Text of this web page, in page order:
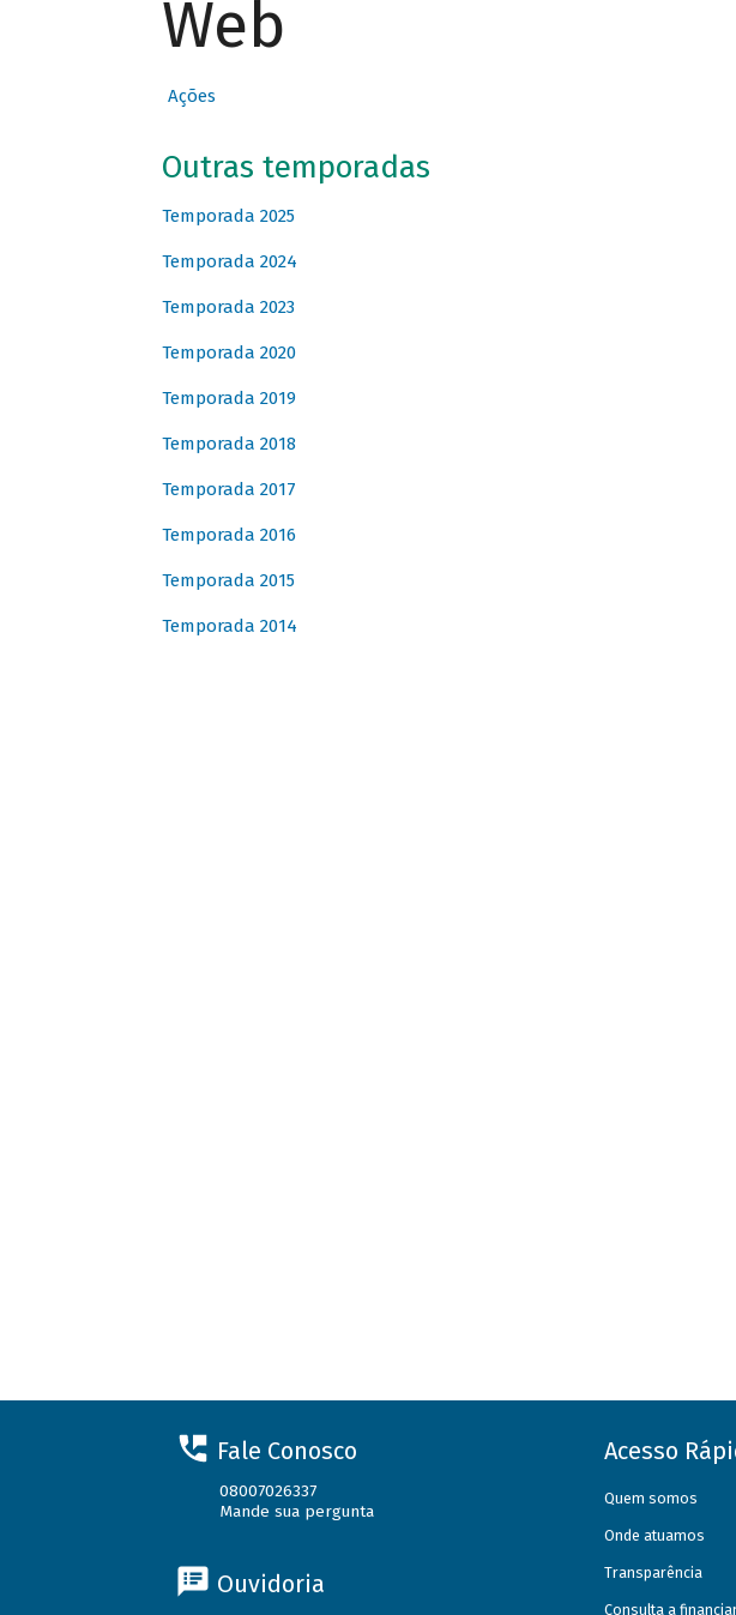
Web
Ações
Outras temporadas
Temporada 2025
Temporada 2024
Temporada 2023
Temporada 2020
Temporada 2019
Temporada 2018
Temporada 2017
Temporada 2016
Temporada 2015
Temporada 2014
Fale Conosco
08007026337
Mande sua pergunta
Ouvidoria
Acesso
Quem somos
Onde atuamos
Transparência
Consulta a